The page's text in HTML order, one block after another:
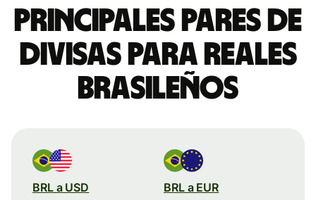
Principales pares de
divisas para reales
brasileños
BRL a USD BRL a EUR